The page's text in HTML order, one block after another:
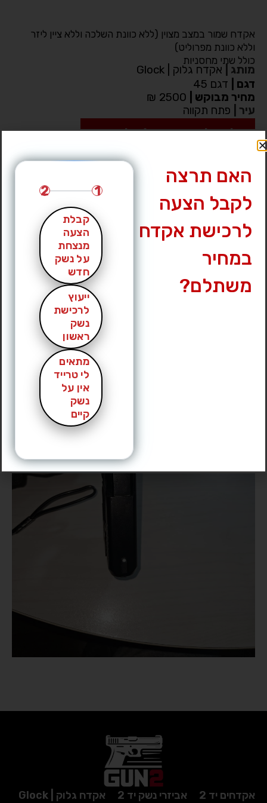
אקדח שמור במצב מצוין (ללא כוונת השלכה וללא ציין ליזר
וללא כוונת מפרוליט)
כולל שתי מחסניות
מותג
אקדח גלוק | Glock
דגם
דגם 45
מחיר מבוקש
עיר
פתח תקווה
לחץ לצפייה במס’ טלפון »
אקדחים יד 2 אביזרי נשק יד 2 אקדח גלוק | Glock
האם תרצה
לקבל הצעה
לרכישת אקדח
במחיר
משתלם?
1
2
קבלת
הצעה
מנצחת
על נשק
חדש
ייעוץ
לרכישת
נשק
ראשון
מתאים
לי טרייד
אין על
נשק
קיים